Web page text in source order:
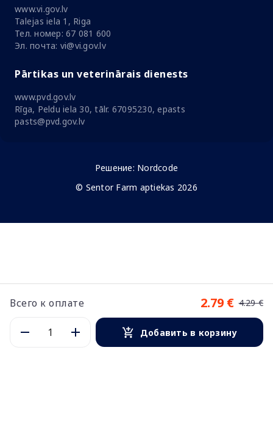
Всего к оплате 2.79 € 4.29 €
Добавить в корзину
www.vi.gov.lv
Talejas iela 1, Riga
Тел. номер: 67 081 600
Эл. почта: vi@vi.gov.lv
Pārtikas un veterinārais dienests
www.pvd.gov.lv
Rīga, Peldu iela 30, tālr. 67095230, epasts
pasts@pvd.gov.lv
Решение: Nordcode
© Sentor Farm aptiekas 2026